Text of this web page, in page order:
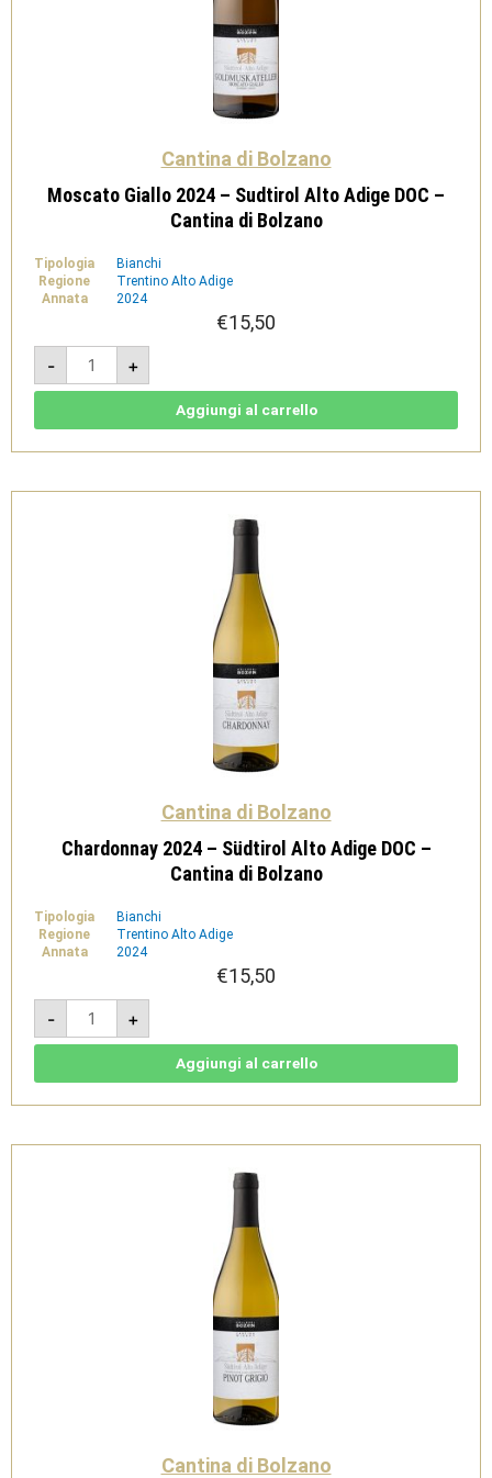
Cantina di Bolzano
Moscato Giallo 2024 – Sudtirol Alto Adige DOC –
Cantina di Bolzano
Tipologia
Bianchi
Regione
Trentino Alto Adige
Annata
2024
€15,50
-
Moscato
Giallo
2024
-
DOC
di
+
Aggiungi al carrello
Cantina di Bolzano
Chardonnay 2024 – Südtirol Alto Adige DOC –
Cantina di Bolzano
Tipologia
Bianchi
Regione
Trentino Alto Adige
Annata
2024
€15,50
-
Chardonnay
2024
-
Südtirol
-
Bolzano
+
Aggiungi al carrello
Cantina di Bolzano